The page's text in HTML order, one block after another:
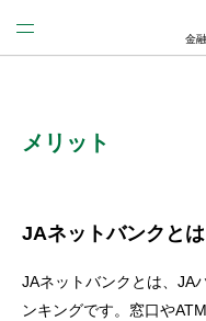
金
メリット
JAネットバンクとは
JAネットバンクとは、JA
ンキングです。窓口や